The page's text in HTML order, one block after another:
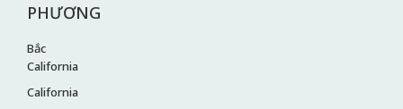
PHƯƠNG
Bắc
California
California